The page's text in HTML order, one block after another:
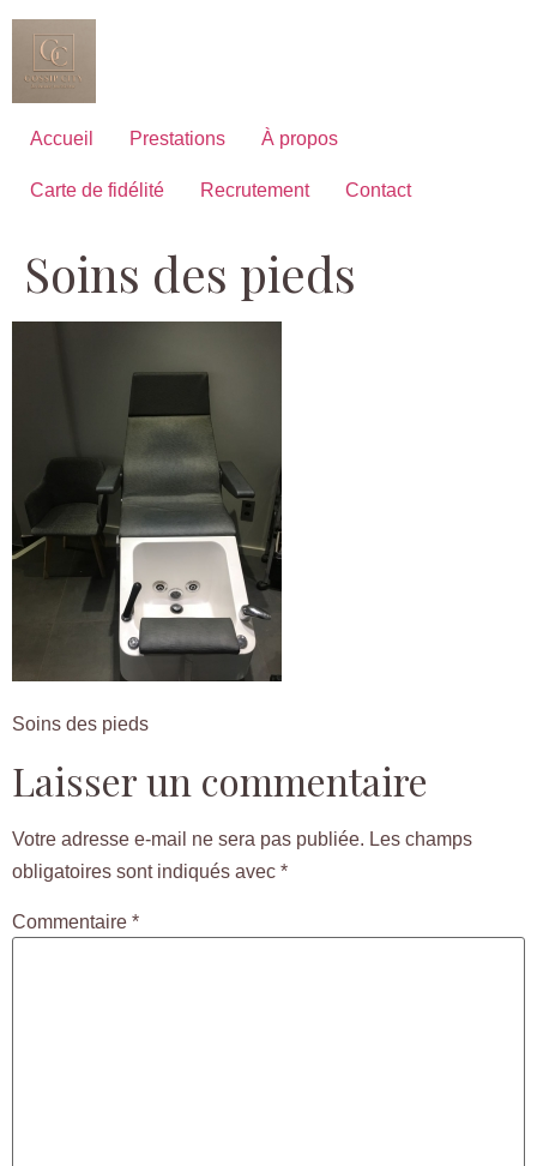
Aller
contenu
Accueil Prestations À propos
Carte de fidélité Recrutement Contact
Soins des pieds
Soins des pieds
Laisser un commentaire
Votre adresse e-mail ne sera pas publiée. Les champs
obligatoires sont indiqués avec *
Commentaire *